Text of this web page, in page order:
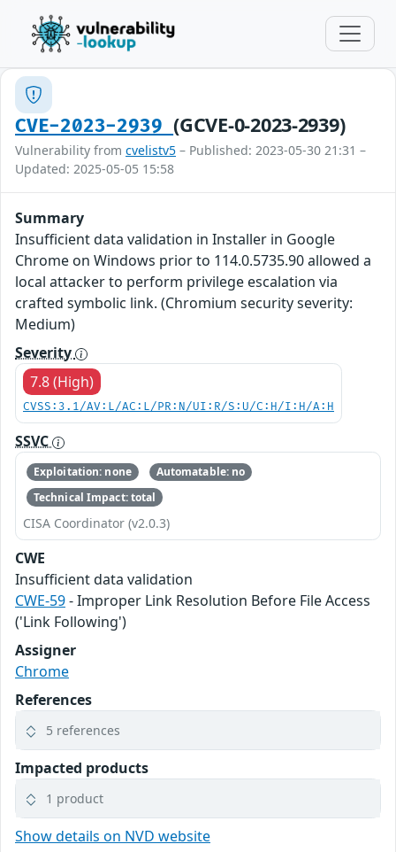
CVE-2023-2939(GCVE-0-2023-2939)
Vulnerability from cvelistv5 – Published: 2023-05-30 21:31 –
Updated: 2025-05-05 15:58
Summary
Insufficient data validation in Installer in Google
Chrome on Windows prior to 114.0.5735.90 allowed a
local attacker to perform privilege escalation via
crafted symbolic link. (Chromium security severity:
Medium)
Severity
7.8 (High)
CVSS:3.1/AV:L/AC:L/PR:N/UI:R/S:U/C:H/I:H/A:H
SSVC
Exploitation: none
Automatable: no
Technical Impact: total
CISA Coordinator (v2.0.3)
CWE
Insufficient data validation
CWE-59- Improper Link Resolution Before File Access
('Link Following')
Assigner
Chrome
References
5 references
Impacted products
1 product
Show details on NVD website